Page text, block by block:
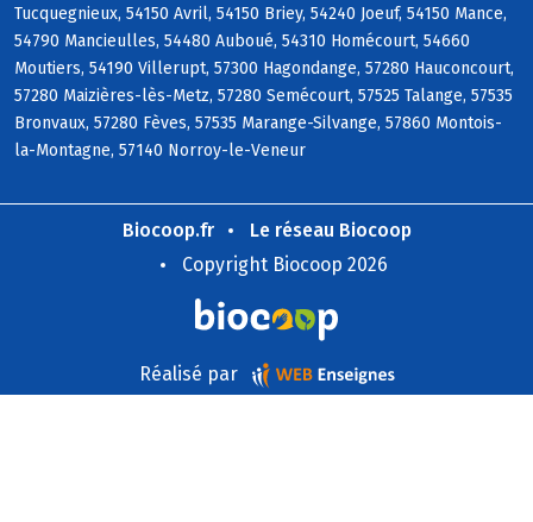
Tucquegnieux, 54150 Avril, 54150 Briey, 54240 Joeuf, 54150 Mance,
54790 Mancieulles, 54480 Auboué, 54310 Homécourt, 54660
Moutiers, 54190 Villerupt, 57300 Hagondange, 57280 Hauconcourt,
57280 Maizières-lès-Metz, 57280 Semécourt, 57525 Talange, 57535
Bronvaux, 57280 Fèves, 57535 Marange-Silvange, 57860 Montois-
la-Montagne, 57140 Norroy-le-Veneur
Biocoop.fr
Le réseau Biocoop
Copyright Biocoop 2026
Réalisé par